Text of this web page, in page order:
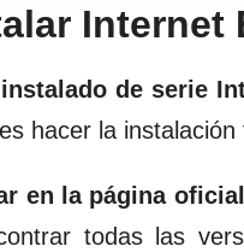
Internet
de serie
hacer la instalación
en la página
todas las